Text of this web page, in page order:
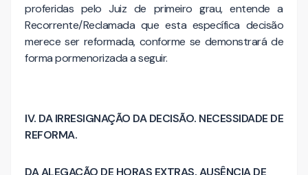
proferidas pelo Juiz de primeiro grau, entende a
Recorrente/Reclamada que esta específica decisão
merece ser reformada, conforme se demonstrará de
forma pormenorizada a seguir.
IV. DA IRRESIGNAÇÃO DA DECISÃO. NECESSIDADE DE
REFORMA.
DA ALEGAÇÃO DE HORAS EXTRAS. AUSÊNCIA DE